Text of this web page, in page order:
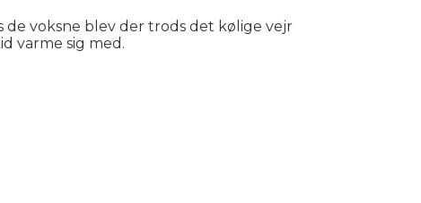
de voksne blev der trods det kølige vejr
varme sig med.